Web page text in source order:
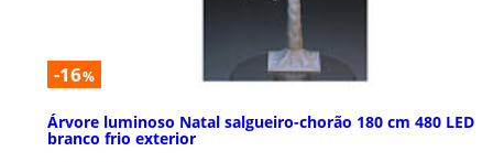
-16%
Árvore luminoso Natal salgueiro-chorão 180 cm 480 LED
branco frio exterior